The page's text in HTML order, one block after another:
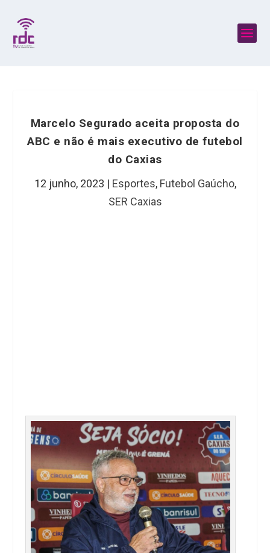
Marcelo Segurado aceita proposta do
ABC e não é mais executivo de futebol
do Caxias
12 junho, 2023 | Esportes, Futebol Gaúcho,
SER Caxias